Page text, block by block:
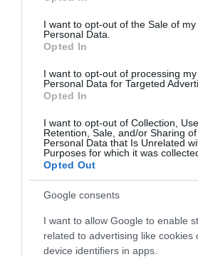
use your data for below specified
consent section.
I want to opt-out of the Sale of my
Personal Data.
Opted In
I want to opt-out of processing my
Personal Data for Targeted
Opted In
I want to opt-out of Collection, Use,
Retention, Sale, and/or Sharing
Personal Data that Is Unrelated
Purposes for which it was
Opted Out
Google consents
I want to allow Google to enable
related to advertising like cookies
device identifiers in apps.
Πρόσφατα Επεισόδια